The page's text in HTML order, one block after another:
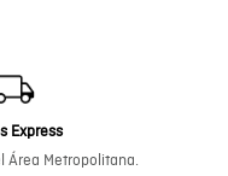
Express
Área Metropolitana.